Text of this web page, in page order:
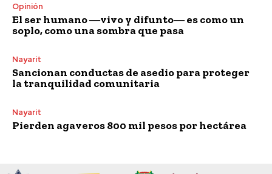
Opinión
El ser humano ―vivo y difunto― es como un
soplo, como una sombra que pasa
Nayarit
Sancionan conductas de asedio para proteger
la tranquilidad comunitaria
Nayarit
Pierden agaveros 800 mil pesos por hectárea